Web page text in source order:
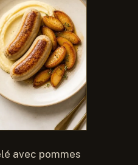
avec pommes